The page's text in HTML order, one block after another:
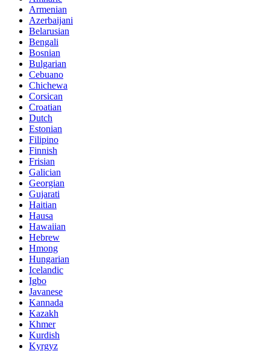
Armenian
Azerbaijani
Belarusian
Bengali
Bosnian
Bulgarian
Cebuano
Chichewa
Corsican
Croatian
Dutch
Estonian
Filipino
Finnish
Frisian
Galician
Georgian
Gujarati
Haitian
Hausa
Hawaiian
Hebrew
Hmong
Hungarian
Icelandic
Igbo
Javanese
Kannada
Kazakh
Khmer
Kurdish
Kyrgyz